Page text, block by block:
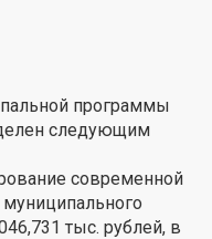
программы
следующим
современной
тыс. рублей, в